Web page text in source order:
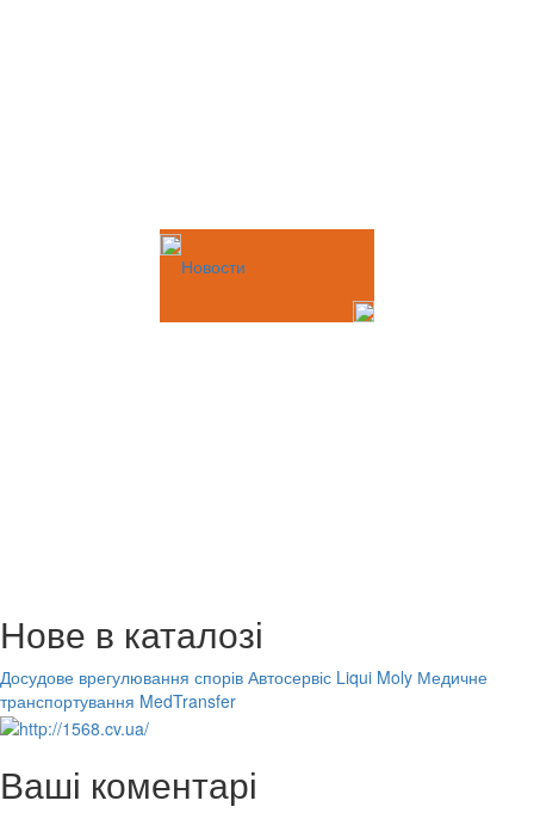
Новости
Нове в каталозі
Досудове врегулювання спорів Автосервіс Liqui Moly Медичне
транспортування MedTransfer
Ваші коментарі